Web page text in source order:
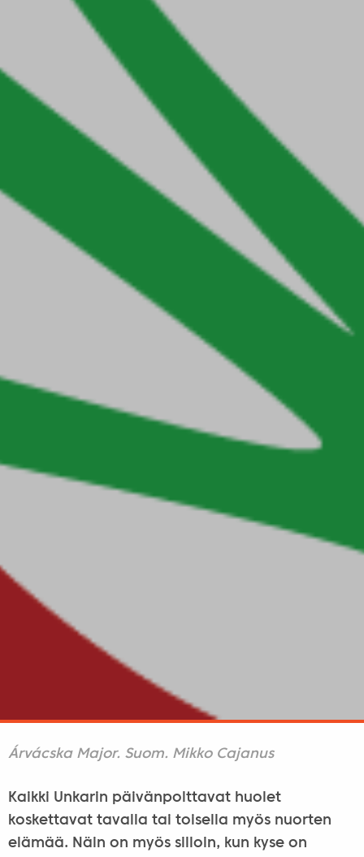
Árvácska Major. Suom. Mikko Cajanus
Kaikki Unkarin päivänpolttavat huolet
koskettavat tavalla tai toisella myös nuorten
elämää. Näin on myös silloin, kun kyse on